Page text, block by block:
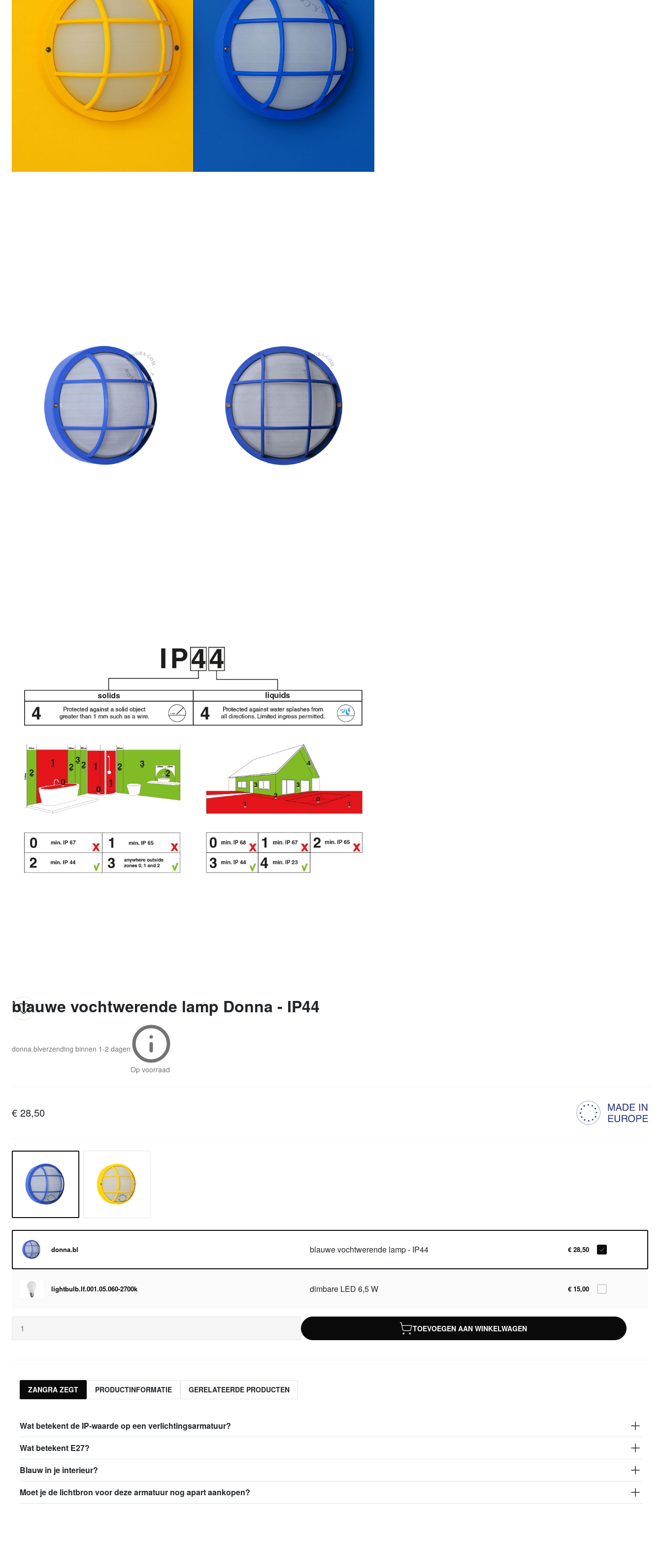
blauwe vochtwerende lamp Donna - IP44
donna.blverzending binnen 1-2 dagen
Op voorraad
€ 28,50
donna.bl blauwe vochtwerende lamp - IP44 € 28,50
lightbulb.lf.001.05.060-2700k dimbare LED 6,5 W € 15,00
TOEVOEGEN AAN WINKELWAGEN
ZANGRA ZEGT PRODUCTINFORMATIE GERELATEERDE PRODUCTEN
Wat betekent de IP-waarde op een verlichtingsarmatuur?
Wat betekent E27?
Blauw in je interieur?
Moet je de lichtbron voor deze armatuur nog apart aankopen?